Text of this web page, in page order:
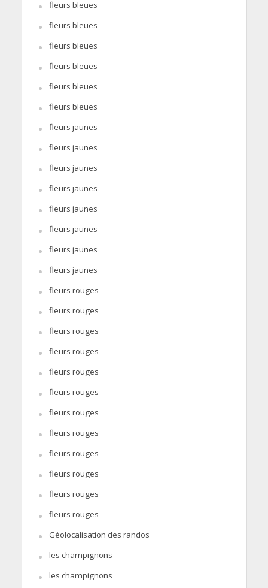
fleurs bleues
fleurs bleues
fleurs bleues
fleurs bleues
fleurs bleues
fleurs bleues
fleurs jaunes
fleurs jaunes
fleurs jaunes
fleurs jaunes
fleurs jaunes
fleurs jaunes
fleurs jaunes
fleurs jaunes
fleurs rouges
fleurs rouges
fleurs rouges
fleurs rouges
fleurs rouges
fleurs rouges
fleurs rouges
fleurs rouges
fleurs rouges
fleurs rouges
fleurs rouges
fleurs rouges
Géolocalisation des randos
les champignons
les champignons